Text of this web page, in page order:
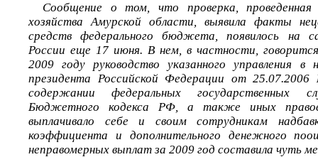
Сообщение о том, что проверка, проведенная
хозяйства Амурской области, выявила факты
средств федерального бюджета, появилось на
России еще 17 июня. В нем, в частности,
2009 году руководство указанного управления
президента Российской Федерации от
содержании федеральных
Бюджетного кодекса РФ, а также иных
выплачивало себе и своим сотрудникам
коэффициента и дополнительного денежного
неправомерных выплат за 2009 год составила чуть